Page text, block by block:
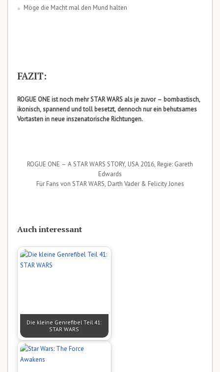
Möge die Macht mal den Mund halten
FAZIT:
ROGUE ONE ist noch mehr STAR WARS als je zuvor – bombastisch,
ikonisch, spannend und toll besetzt, dennoch nur ein behutsames
Vortasten in neue inszenatorische Richtungen.
ROGUE ONE – A STAR WARS STORY, USA 2016, Regie: Gareth
Edwards
Für Fans von STAR WARS, Darth Vader & Felicity Jones
Auch interessant
Die kleine Genrefibel Teil 41:
STAR WARS